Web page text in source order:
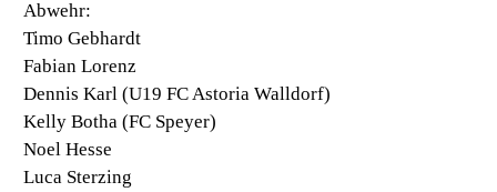
Abwehr:
Timo Gebhardt
Fabian Lorenz
Dennis Karl (U19 FC Astoria Walldorf)
Kelly Botha (FC Speyer)
Noel Hesse
Luca Sterzing